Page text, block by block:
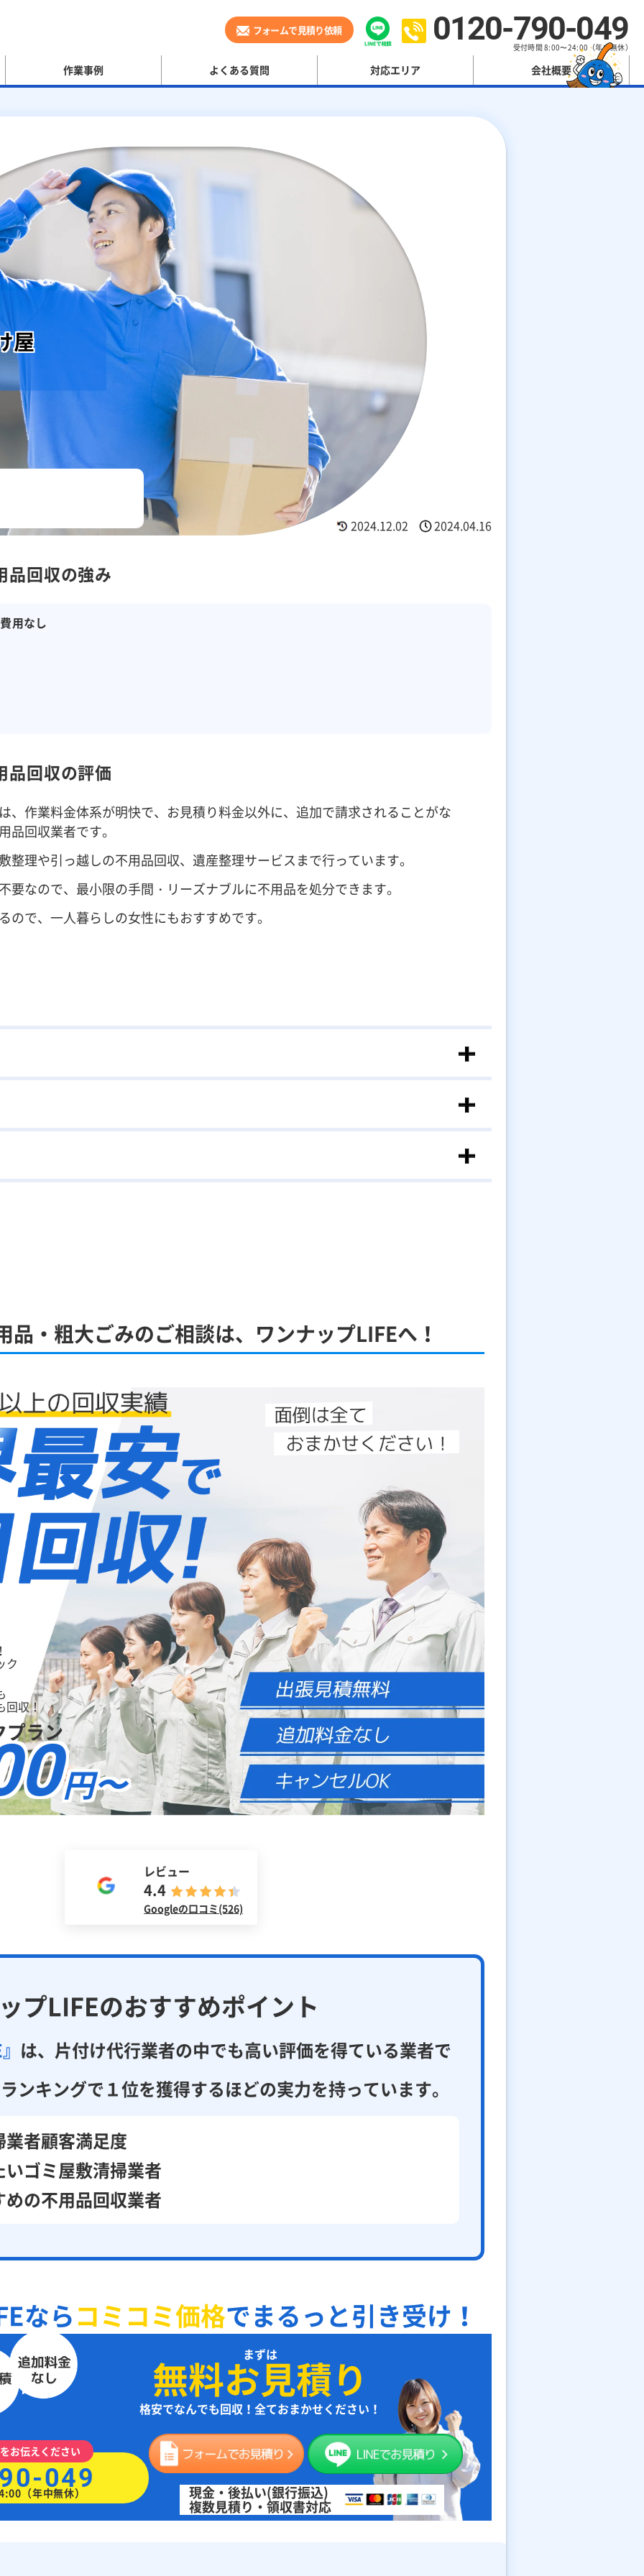
フォームで見積り依頼 0120-790-049
受付時間 8:00〜24:00（年中無休）
作業事例 よくある質問 対応エリア 会社概要
屋
2024.12.02 2024.04.16
品回収の強み
用なし
品回収の評価
、作業料金体系が明快で、お見積り料金以外に、追加で請求されることがな
品回収業者です。
整理や引っ越しの不用品回収、遺産整理サービスまで行っています。
要なので、最小限の手間・リーズナブルに不用品を処分できます。
ので、一人暮らしの女性にもおすすめです。
品・粗大ごみのご相談は、ワンナップLIFEへ！
ク
回収！
プラン
円〜
レビュー
4.4
Googleの口コミ(526)
プLIFEのおすすめポイント
は、片付け代行業者の中でも高い評価を得ている業者で
ンキングで１位を獲得するほどの実力を持っています。
者顧客満足度
ゴミ屋敷清掃業者
の不用品回収業者
ならコミコミ価格でまるっと引き受け！
お伝えください
049
（年中無休）
まずは
無料お見積り
格安でなんでも回収！全ておまかせください！
現金・後払い(銀行振込)
複数見積り・領収書対応